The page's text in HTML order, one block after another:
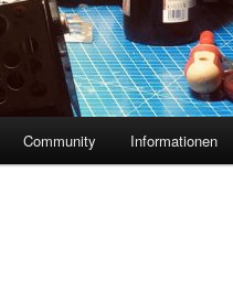
Community Informationen